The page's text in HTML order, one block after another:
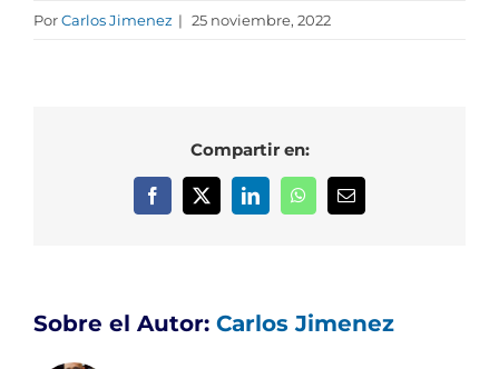
PorCarlos Jimenez | 25 noviembre, 2022
Compartir en:
Facebook
X LinkedInWhatsAppCorreo
Sobre el Autor: Carlos Jimenez